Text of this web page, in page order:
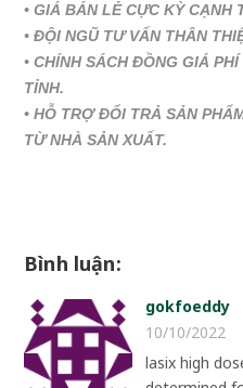
• GIÁ BÁN LẺ CỰC KỲ CẠNH
• ĐỘI NGŨ TƯ VẤN THÂN
• CHÍNH SÁCH ĐỒNG GIÁ
TỈNH.
• HỖ TRỢ ĐỔI TRẢ SẢN
TỪ NHÀ SẢN XUẤT.
Bình luận:
gokfoeddy
10/10/2022
lasix high